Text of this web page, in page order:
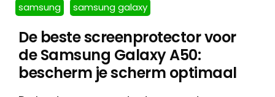
samsung samsung galaxy
De beste screenprotector voor
de Samsung Galaxy A50:
bescherm je scherm optimaal